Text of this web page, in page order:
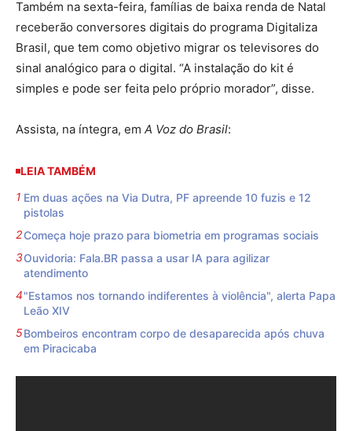
Também na sexta-feira, famílias de baixa renda de Natal
receberão conversores digitais do programa Digitaliza
Brasil, que tem como objetivo migrar os televisores do
sinal analógico para o digital. “A instalação do kit é
simples e pode ser feita pelo próprio morador”, disse.
Assista, na íntegra, em A Voz do Brasil:
LEIA TAMBÉM
Em duas ações na Via Dutra, PF apreende 10 fuzis e 12
pistolas
Começa hoje prazo para biometria em programas sociais
Ouvidoria: Fala.BR passa a usar IA para agilizar
atendimento
"Estamos nos tornando indiferentes à violência", alerta Papa
Leão XIV
Bombeiros encontram corpo de desaparecida após chuva
em Piracicaba